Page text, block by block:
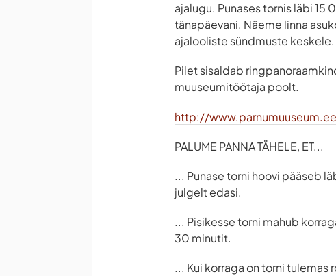
ajalugu. Punases tornis läbi 15
tänapäevani. Näeme linna
ajalooliste sündmuste keskele.
Pilet sisaldab
muuseumitöötaja poolt.
http://
PALUME PANNA TÄHELE, ET...
... Punase torni hoovi pääseb
julgelt edasi.
... Pisikesse torni mahub
30 minutit.
... Kui korraga on torni tulemas